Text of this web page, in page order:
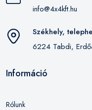
info@4x4kft.hu
Székhely,
6224 Tabdi,
Információ
Rólunk